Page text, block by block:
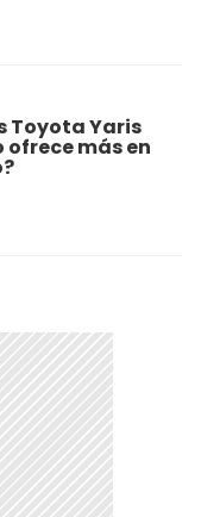
Toyota Yaris
ofrece más en